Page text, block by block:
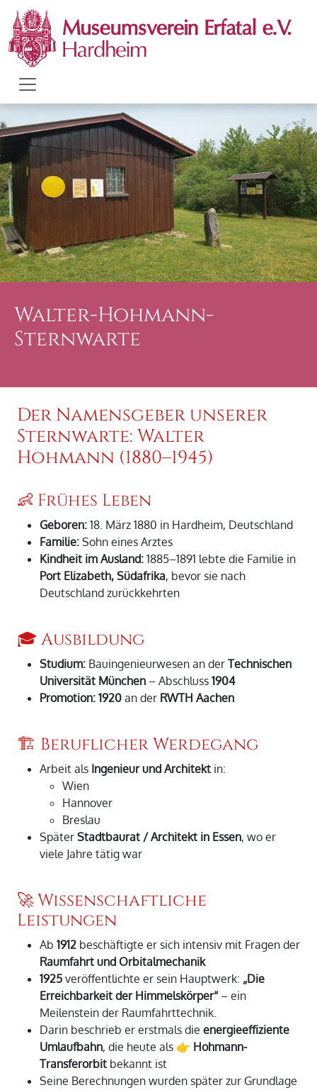
Walter-Hohmann-
Sternwarte
Der Namensgeber unserer
Sternwarte: Walter
Hohmann (1880–1945)
👶 Frühes Leben
Geboren: 18. März 1880 in Hardheim, Deutschland
Familie: Sohn eines Arztes
Kindheit im Ausland: 1885–1891 lebte die Familie in
Port Elizabeth, Südafrika, bevor sie nach
Deutschland zurückkehrten
🎓 Ausbildung
Studium: Bauingenieurwesen an der Technischen
Universität München – Abschluss 1904
Promotion: 1920 an der RWTH Aachen
🏗️ Beruflicher Werdegang
Arbeit als Ingenieur und Architekt in:
Wien
Hannover
Breslau
Später Stadtbaurat / Architekt in Essen, wo er
viele Jahre tätig war
🚀 Wissenschaftliche
Leistungen
Ab 1912 beschäftigte er sich intensiv mit Fragen der
Raumfahrt und Orbitalmechanik
1925 veröffentlichte er sein Hauptwerk: „Die
Erreichbarkeit der Himmelskörper“ – ein
Meilenstein der Raumfahrttechnik.
Darin beschrieb er erstmals die energieeffiziente
Umlaufbahn, die heute als 👉 Hohmann-
Transferorbit bekannt ist
Seine Berechnungen wurden später zur Grundlage